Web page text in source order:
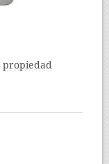
propiedad